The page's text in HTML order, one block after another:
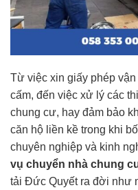
Từ việc xin giấy phép
cấm, đến việc xử lý các
chung cư, hay đảm bảo
căn hộ liền kề trong khi
chuyên nghiệp và kinh
vụ chuyển nhà chung
tải Đức Quyết ra đời như